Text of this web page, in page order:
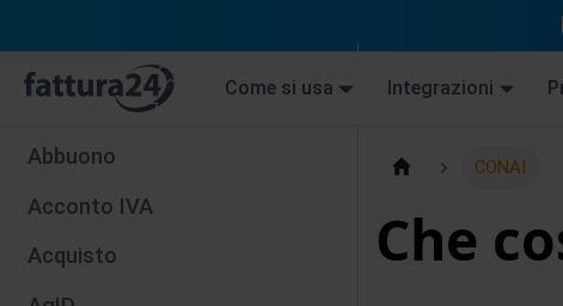
Come si usa Integrazioni
Abbuono
Acconto IVA
Acquisto
CONAI
Che